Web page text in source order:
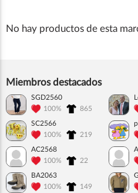
No hay productos de esta
Miembros destacados
SGD2560
100%
865
SC2566
100%
219
AC2568
100%
22
BA2063
100%
149